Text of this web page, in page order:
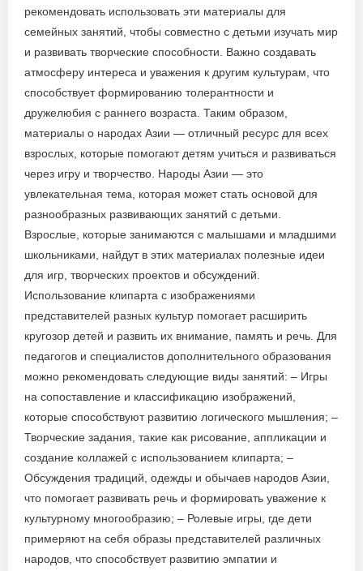
рекомендовать использовать эти материалы для
семейных занятий, чтобы совместно с детьми изучать мир
и развивать творческие способности. Важно создавать
атмосферу интереса и уважения к другим культурам, что
способствует формированию толерантности и
дружелюбия с раннего возраста. Таким образом,
материалы о народах Азии — отличный ресурс для всех
взрослых, которые помогают детям учиться и развиваться
через игру и творчество. Народы Азии — это
увлекательная тема, которая может стать основой для
разнообразных развивающих занятий с детьми.
Взрослые, которые занимаются с малышами и младшими
школьниками, найдут в этих материалах полезные идеи
для игр, творческих проектов и обсуждений.
Использование клипарта с изображениями
представителей разных культур помогает расширить
кругозор детей и развить их внимание, память и речь. Для
педагогов и специалистов дополнительного образования
можно рекомендовать следующие виды занятий: – Игры
на сопоставление и классификацию изображений,
которые способствуют развитию логического мышления; –
Творческие задания, такие как рисование, аппликации и
создание коллажей с использованием клипарта; –
Обсуждения традиций, одежды и обычаев народов Азии,
что помогает развивать речь и формировать уважение к
культурному многообразию; – Ролевые игры, где дети
примеряют на себя образы представителей различных
народов, что способствует развитию эмпатии и